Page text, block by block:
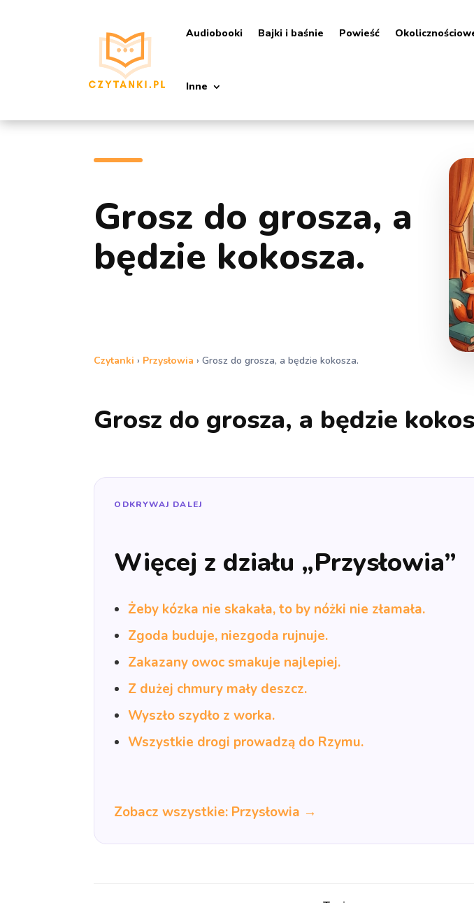
Audiobooki Bajki i baśnie Powieść
Inne
Grosz do grosza, a
będzie kokosza.
Czytanki › Przysłowia ›Grosz do grosza, a będzie kokosza.
Grosz do grosza, a będzie
ODKRYWAJ DALEJ
Więcej z działu „Przysłowia”
Żeby kózka nie skakała, to by nóżki nie złamała.
Zgoda buduje, niezgoda rujnuje.
Zakazany owoc smakuje najlepiej.
Z dużej chmury mały deszcz.
Wyszło szydło z worka.
Wszystkie drogi prowadzą do Rzymu.
Zobacz wszystkie: Przysłowia →